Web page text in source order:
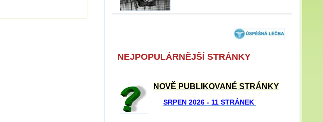
NEJPOPULÁRNĚJŠÍ STRÁNKY
NOVĚ PUBLIKOVANÉ STRÁNKY
SRPEN 2026 - 11 STRÁNEK